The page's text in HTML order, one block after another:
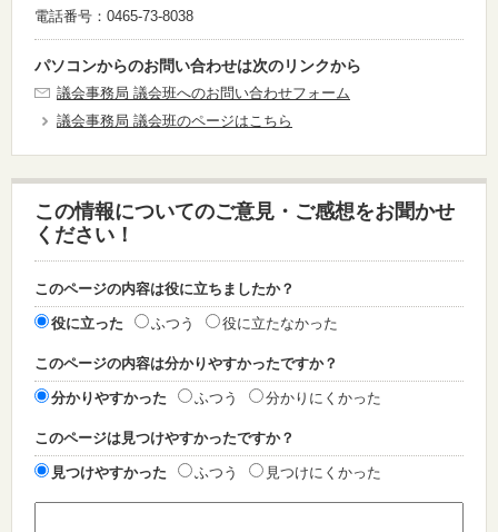
電話番号：0465-73-8038
パソコンからのお問い合わせは次のリンクから
議会事務局 議会班へのお問い合わせフォーム
議会事務局 議会班のページはこちら
この情報についてのご意見・ご感想をお聞かせ
ください！
このページの内容は役に立ちましたか？
役に立った ふつう 役に立たなかった
このページの内容は分かりやすかったですか？
分かりやすかった ふつう 分かりにくかった
このページは見つけやすかったですか？
見つけやすかった ふつう 見つけにくかった